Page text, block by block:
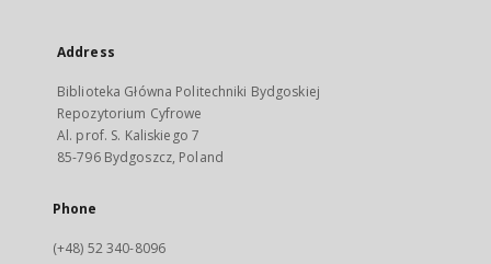
Address
Biblioteka Główna Politechniki Bydgoskiej
Repozytorium Cyfrowe
Al. prof. S. Kaliskiego 7
85-796 Bydgoszcz, Poland
Phone
(+48) 52 340-8096